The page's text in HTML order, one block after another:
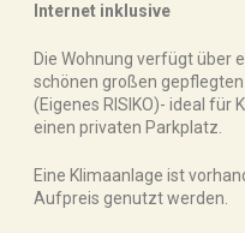
Internet inklusive
Die Wohnung verfügt über
schönen großen
(Eigenes RISIKO)- ideal für
einen privaten Parkplatz.
Eine Klimaanlage ist
Aufpreis genutzt werden.